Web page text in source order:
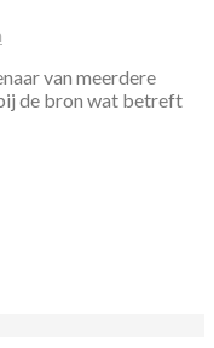
van meerdere
de bron wat betreft